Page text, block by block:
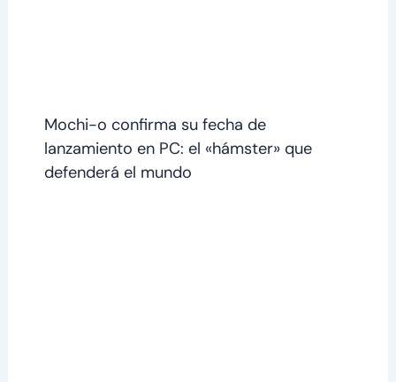
Mochi-o confirma su fecha de
lanzamiento en PC: el «hámster» que
defenderá el mundo